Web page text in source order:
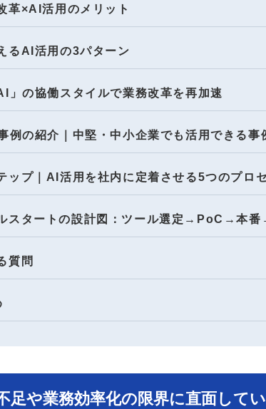
革×AI活用のメリット
るAI活用の3パターン
」の協働スタイルで業務改革を再加速
例の紹介｜中堅・中小企業でも活用できる事
ップ｜AI活用を社内に定着させる5つのプロ
スタートの設計図：ツール選定→PoC→本
質問
足や業務効率化の限界に直面して